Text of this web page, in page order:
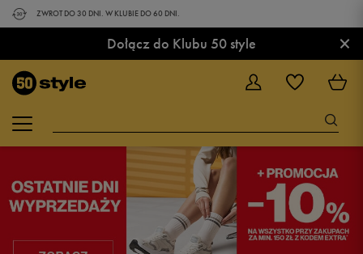
ZWROT DO 30 DNI. W KLUBIE DO 60 DNI.
Dołącz do Klubu 50 style ×